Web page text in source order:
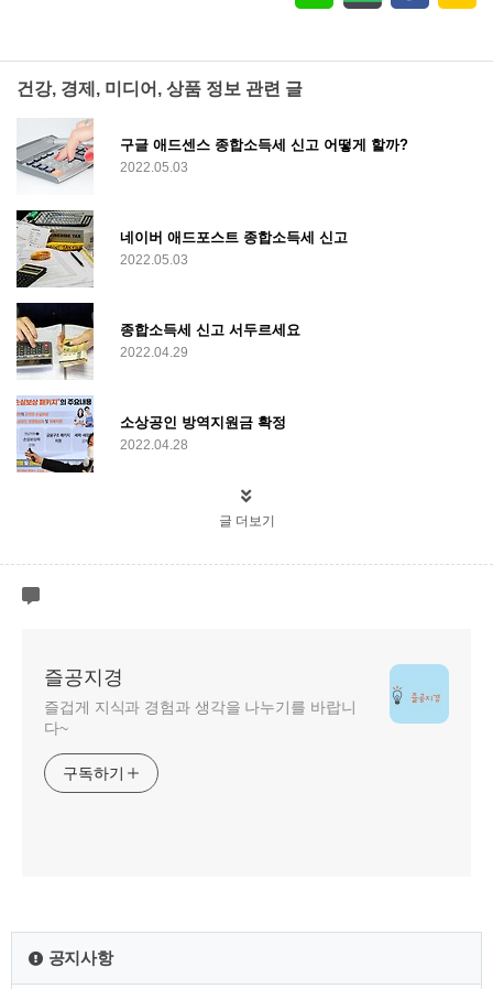
건강, 경제, 미디어, 상품 정보 관련 글
구글 애드센스 종합소득세 신고 어떻게 할까?
2022.05.03
네이버 애드포스트 종합소득세 신고
2022.05.03
종합소득세 신고 서두르세요
2022.04.29
소상공인 방역지원금 확정
2022.04.28
글 더보기
즐공지경
즐겁게 지식과 경험과 생각을 나누기를 바랍니
다~
구독하기
공지사항